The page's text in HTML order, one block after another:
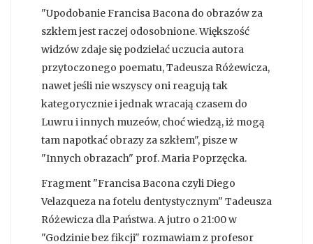
"Upodobanie Francisa Bacona do obrazów za
szkłem jest raczej odosobnione. Większość
widzów zdaje się podzielać uczucia autora
przytoczonego poematu, Tadeusza Różewicza,
nawet jeśli nie wszyscy oni reagują tak
kategorycznie i jednak wracają czasem do
Luwru i innych muzeów, choć wiedzą, iż mogą
tam napotkać obrazy za szkłem", pisze w
"Innych obrazach" prof. Maria Poprzęcka.
Fragment "Francisa Bacona czyli Diego
Velazqueza na fotelu dentystycznym" Tadeusza
Różewicza dla Państwa. A jutro o 21:00 w
"Godzinie bez fikcji" rozmawiam z profesor